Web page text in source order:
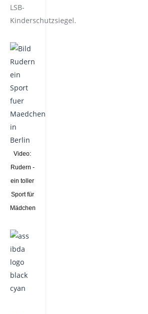
LSB-
Kinderschutzsiegel.
Video:
Rudern -
ein toller
Sport für
Mädchen